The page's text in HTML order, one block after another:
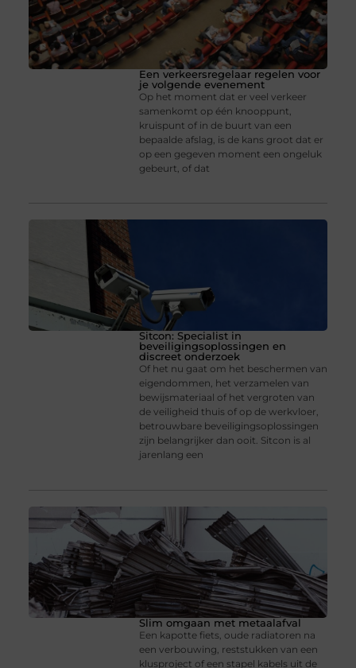
Een verkeersregelaar regelen voor
je volgende evenement
Op het moment dat er veel verkeer
samenkomt op één knooppunt,
kruispunt of in de buurt van een
bepaalde afslag, is de kans groot dat er
op een gegeven moment een ongeluk
gebeurt, of dat
Sitcon: Specialist in
beveiligingsoplossingen en
discreet onderzoek
Of het nu gaat om het beschermen van
eigendommen, het verzamelen van
bewijsmateriaal of het vergroten van
de veiligheid thuis of op de werkvloer,
betrouwbare beveiligingsoplossingen
zijn belangrijker dan ooit. Sitcon is al
jarenlang een
Slim omgaan met metaalafval
Een kapotte fiets, oude radiatoren na
een verbouwing, reststukken van een
klusproject of een stapel kabels uit de